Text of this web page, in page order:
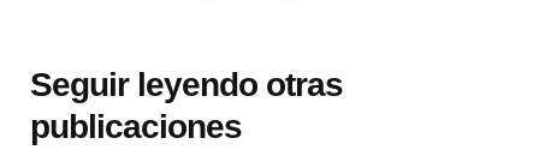
Seguir leyendo otras
publicaciones